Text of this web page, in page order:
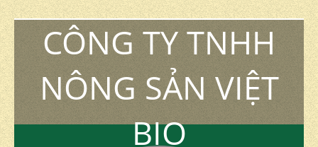
CÔNG TY TNHH
NÔNG SẢN VIỆT
BIO